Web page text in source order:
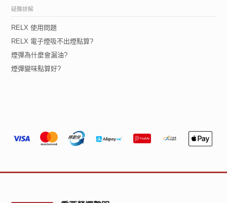
疑難排解
RELX 使用問題
RELX 電子煙吸不出煙點算?
煙彈為什麼會漏油?
煙彈變味點算好?